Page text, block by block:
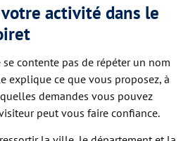
activité dans le
contente pas de répéter un nom
explique ce que vous proposez, à
demandes vous pouvez
peut vous faire confiance.